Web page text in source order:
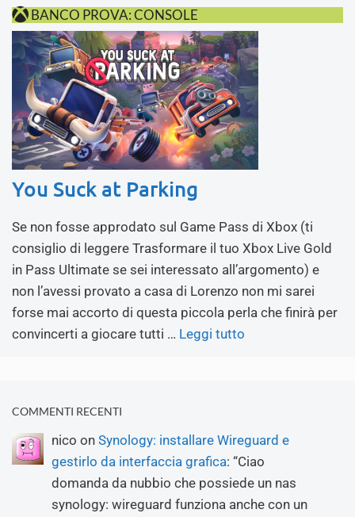
BANCO PROVA: CONSOLE
You Suck at Parking
Se non fosse approdato sul Game Pass di Xbox (ti
consiglio di leggere Trasformare il tuo Xbox Live Gold
in Pass Ultimate se sei interessato all’argomento) e
non l’avessi provato a casa di Lorenzo non mi sarei
forse mai accorto di questa piccola perla che finirà per
convincerti a giocare tutti … Leggi tutto
COMMENTI RECENTI
nico on Synology: installare Wireguard e
gestirlo da interfaccia grafica: “Ciao
domanda da nubbio che possiede un nas
synology: wireguard funziona anche con un